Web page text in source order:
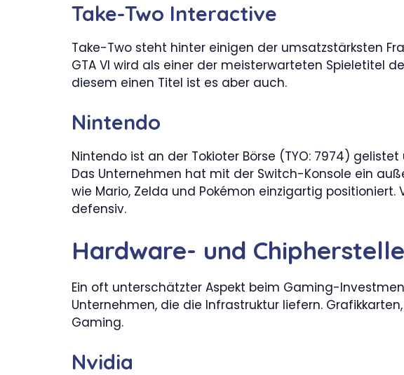
Take-Two Interactive
Take-Two steht hinter einigen der umsatzstärksten
GTA VI wird als einer der meisterwarteten Spieletitel
diesem einen Titel ist es aber auch.
Nintendo
Nintendo ist an der Tokioter Börse (TYO: 7974)
Das Unternehmen hat mit der Switch-Konsole ein
wie Mario, Zelda und Pokémon einzigartig
defensiv.
Hardware- und
Ein oft unterschätzter Aspekt beim Gaming-
Unternehmen, die die Infrastruktur liefern.
Gaming.
Nvidia